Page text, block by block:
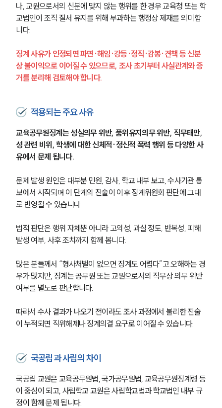
나, 교원으로서의 신분에 맞지 않는 행위를 한 경우 교육청 또는 학
교법인이 조직 질서 유지를 위해 부과하는 행정상 제재를 의미합
니다.
징계 사유가 인정되면 파면·해임·강등·정직·감봉·견책 등 신분
상 불이익으로 이어질 수 있으므로, 조사 초기부터 사실관계와 증
거를 분리해 검토해야 합니다.
적용되는 주요 사유
교육공무원징계는 성실의무 위반, 품위유지의무 위반, 직무태만,
성 관련 비위, 학생에 대한 신체적·정신적 폭력 행위 등 다양한 사
유에서 문제 됩니다.
문제 발생 원인은 대부분 민원, 감사, 학교 내부 보고, 수사기관 통
보에서 시작되며 이 단계의 진술이 이후 징계위원회 판단에 그대
로 반영될 수 있습니다.
법적 판단은 행위 자체뿐 아니라 고의성, 과실 정도, 반복성, 피해
발생 여부, 사후 조치까지 함께 봅니다.
많은 분들께서 “형사처벌이 없으면 징계도 어렵다”고 오해하는 경
우가 많지만, 징계는 공무원 또는 교원으로서의 직무상 의무 위반
여부를 별도로 판단합니다.
따라서 수사 결과가 나오기 전이라도 조사 과정에서 불리한 진술
이 누적되면 직위해제나 징계의결 요구로 이어질 수 있습니다.
국공립과 사립의 차이
국공립 교원은 교육공무원법, 국가공무원법, 교육공무원징계령 등
이 중심이 되고, 사립학교 교원은 사립학교법과 학교법인 내부 규
정이 함께 문제 됩니다.